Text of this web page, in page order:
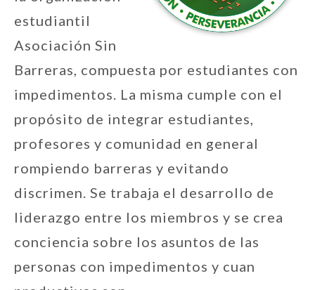
estudiantil
Asociación Sin
Barreras, compuesta por estudiantes con
impedimentos. La misma cumple con el
propósito de integrar estudiantes,
profesores y comunidad en general
rompiendo barreras y evitando
discrimen. Se trabaja el desarrollo de
liderazgo entre los miembros y se crea
conciencia sobre los asuntos de las
personas con impedimentos y cuan